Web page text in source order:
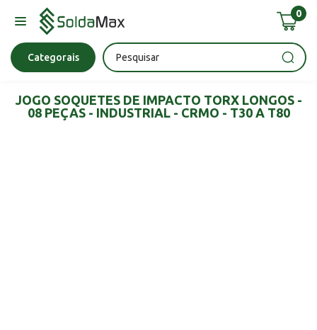
0
Categorais
Bateria Chave Impacto Esmerilhadeira
JOGO SOQUETES DE IMPACTO TORX LONGOS -
08 PEÇAS - INDUSTRIAL - CRMO - T30 A T80